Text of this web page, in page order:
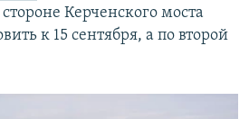
Керченского моста
к 15 сентября, а по второй